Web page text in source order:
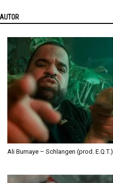
Ali Bumaye – Schlangen (prod. E.Q.T.)